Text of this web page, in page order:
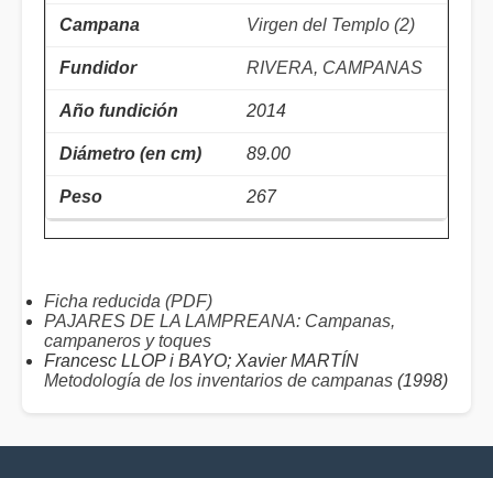
Virgen del Templo (2)
RIVERA, CAMPANAS
2014
89.00
267
Ficha reducida (PDF)
PAJARES DE LA LAMPREANA: Campanas,
campaneros y toques
Francesc LLOP i BAYO; Xavier MARTÍN
Metodología de los inventarios de campanas (1998)